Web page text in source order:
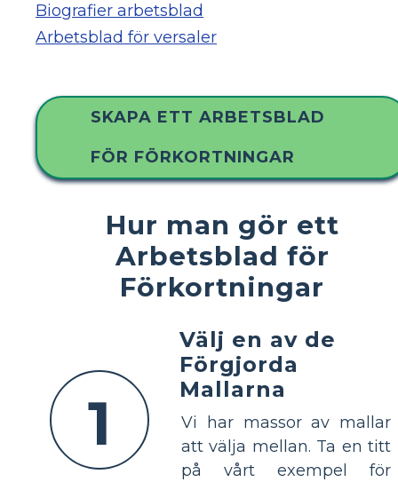
Biografier arbetsblad
Arbetsblad för versaler
SKAPA ETT ARBETSBLAD
FÖR FÖRKORTNINGAR
Hur man gör ett
Arbetsblad för
Förkortningar
1
Välj en av de
Förgjorda
Mallarna
Vi har massor av mallar
att välja mellan. Ta en titt
på vårt exempel för